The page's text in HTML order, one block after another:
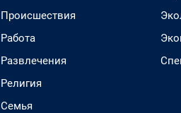
Происшествия
Работа
Развлечения
Религия
Семья